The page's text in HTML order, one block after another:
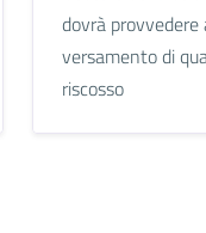
dovrà provvedere
versamento di
riscosso